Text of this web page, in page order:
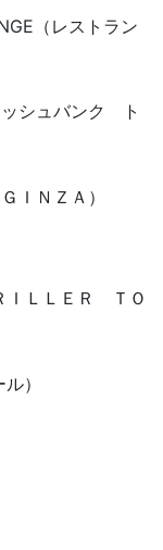
（レストラン
ッシュバンク ト
ＩＮＺＡ）
ＩＬＬＥＲ ＴＯ
）